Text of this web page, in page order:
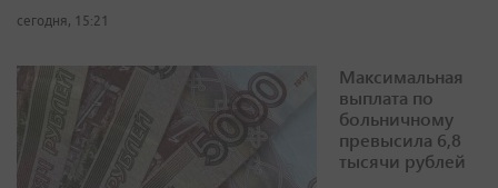
сегодня, 15:21
Максимальная
выплата по
больничному
превысила 6,8
тысячи рублей